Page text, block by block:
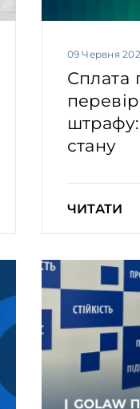
09 Червня
Сплата
стану
ЧИТАТИ